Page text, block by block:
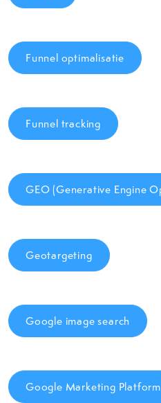
Funnel optimalisatie
Funnel tracking
GEO (Generative Engine
Geotargeting
Google image search
Google Marketing Platform